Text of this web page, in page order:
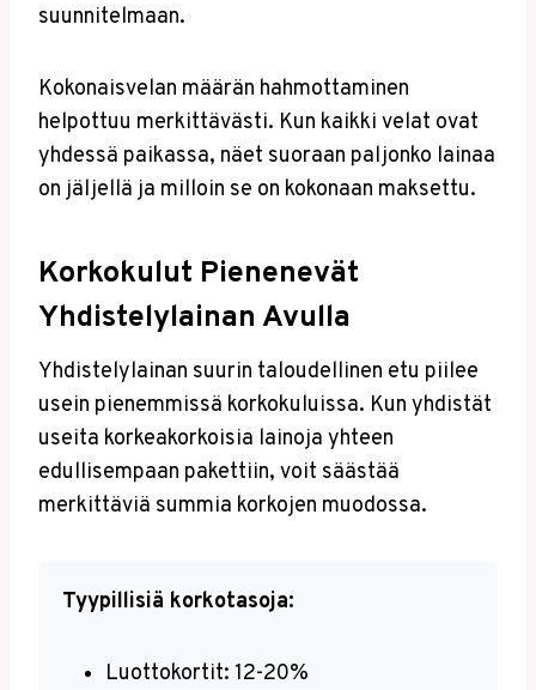
suunnitelmaan.
Kokonaisvelan määrän hahmottaminen
helpottuu merkittävästi. Kun kaikki velat ovat
yhdessä paikassa, näet suoraan paljonko lainaa
on jäljellä ja milloin se on kokonaan maksettu.
Korkokulut Pienenevät
Yhdistelylainan Avulla
Yhdistelylainan suurin taloudellinen etu piilee
usein pienemmissä korkokuluissa. Kun yhdistät
useita korkeakorkoisia lainoja yhteen
edullisempaan pakettiin, voit säästää
merkittäviä summia korkojen muodossa.
Tyypillisiä korkotasoja:
Luottokortit: 12-20%